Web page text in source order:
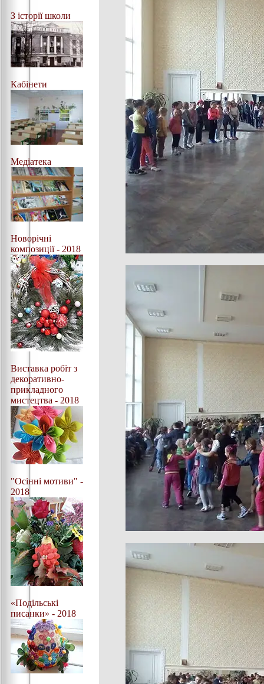
З історії школи
Кабінети
Медіатека
Новорічні
композиції - 2018
Виставка робіт з
декоративно-
прикладного
мистецтва - 2018
"Осінні мотиви" -
2018
«Подільські
писанки» - 2018